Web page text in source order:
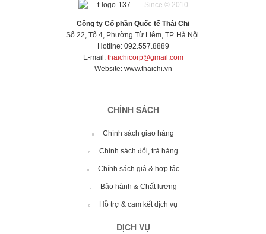
Since © 2010
Công ty Cổ phần Quốc tế Thái Chi
Số 22, Tổ 4, Phường Từ Liêm, TP. Hà Nội.
Hotline: 092.557.8889
E-mail: thaichicorp@gmail.com
Website: www.thaichi.vn
CHÍNH SÁCH
Chính sách giao hàng
Chính sách đổi, trả hàng
Chính sách giá & hợp tác
Bảo hành & Chất lượng
Hỗ trợ & cam kết dịch vụ
DỊCH VỤ